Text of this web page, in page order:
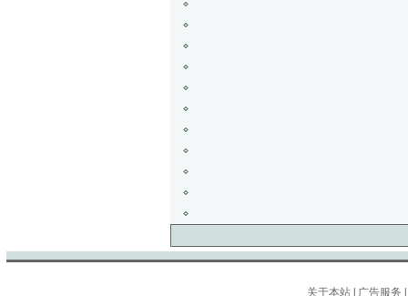
关于本站 广告服务